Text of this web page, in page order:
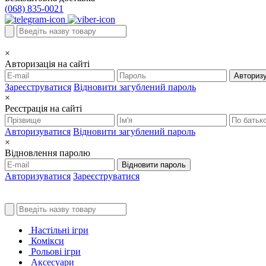
(068) 835-0021
×
Авторизація на сайті
Зареєструватися Відновити загублений пароль
×
Реєстрація на сайті
Авторизуватися Відновити загублений пароль
×
Відновлення паролю
Відновити пароль
Авторизуватися Зареєструватися
Настільні ігри
Комікси
Рольові ігри
Аксесуари